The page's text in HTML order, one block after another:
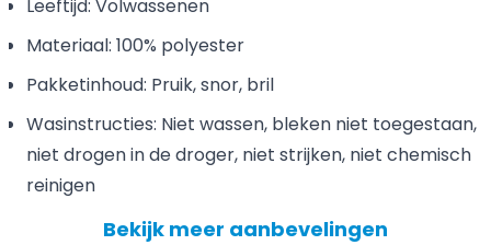
Leeftijd: Volwassenen
Materiaal: 100% polyester
Pakketinhoud: Pruik, snor, bril
Wasinstructies: Niet wassen, bleken niet toegestaan,
niet drogen in de droger, niet strijken, niet chemisch
reinigen
Bekijk meer aanbevelingen